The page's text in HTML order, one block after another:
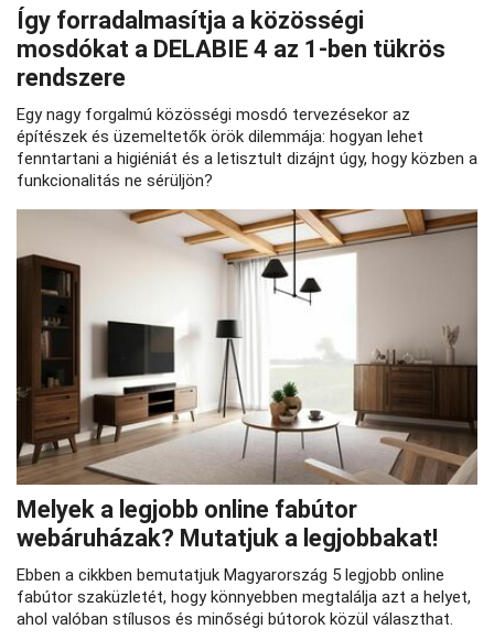
Így forradalmasítja a közösségi
mosdókat a DELABIE 4 az 1-ben tükrös
rendszere
Egy nagy forgalmú közösségi mosdó tervezésekor az
építészek és üzemeltetők örök dilemmája: hogyan lehet
fenntartani a higiéniát és a letisztult dizájnt úgy, hogy közben a
funkcionalitás ne sérüljön?
Melyek a legjobb online fabútor
webáruházak? Mutatjuk a legjobbakat!
Ebben a cikkben bemutatjuk Magyarország 5 legjobb online
fabútor szaküzletét, hogy könnyebben megtalálja azt a helyet,
ahol valóban stílusos és minőségi bútorok közül választhat.